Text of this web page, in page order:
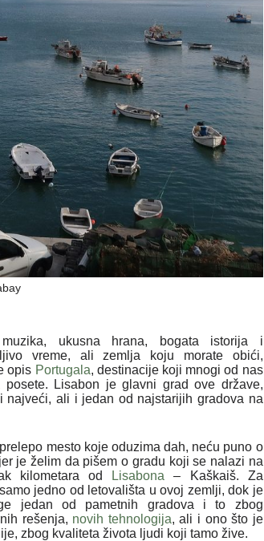
muzika, ukusna hrana, bogata istorija i
vreme, ali zemlja koju morate obići,
opis Portugala, destinacije koji mnogi od nas
posete. Lisabon je glavni grad ove države,
najveći, ali i jedan od najstarijih gradova na
prelepo mesto koje oduzima dah, neću puno o
je želim da pišem o gradu koji se nalazi na
kilometara od
Lisabona – Kaškaiš. Za
jedno od letovališta u ovoj zemlji, dok je
jedan od pametnih gradova i to zbog
rešenja, novih tehnologija, ali i ono što je
zbog kvaliteta života ljudi koji tamo žive.